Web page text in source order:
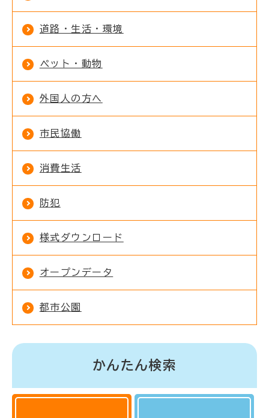
道路・生活・環境
ペット・動物
外国人の方へ
市民協働
消費生活
防犯
様式ダウンロード
オープンデータ
都市公園
かんたん検索